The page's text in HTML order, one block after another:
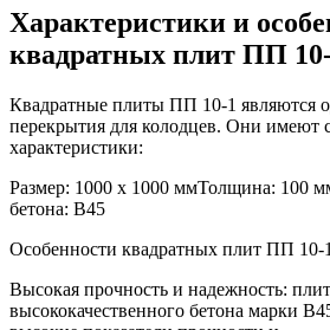
Характеристики и
квадратных плит ПП
Квадратные плиты ПП 10-1 являются
перекрытия для колодцев. Они имеют
характеристики:
Размер: 1000 x 1000 ммТолщина: 100
бетона: B45
Особенности квадратных плит ПП 10-
Высокая прочность и надежность:
высококачественного бетона марки